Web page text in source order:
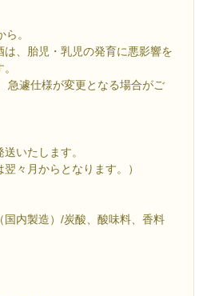
。
は、胎児・乳児の発育に悪影響を
急遽仕様が変更となる場合がご
いたします。
翌々月からとなります。）
国内製造）/炭酸、酸味料、香料